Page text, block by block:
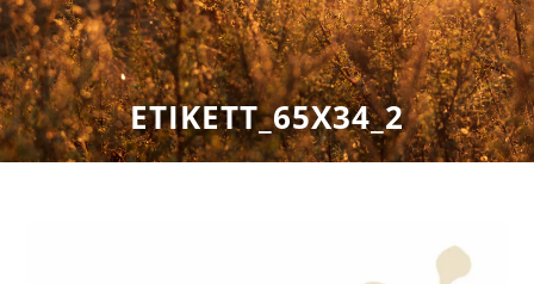
ETIKETT_65X34_2